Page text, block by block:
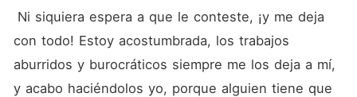
con todo! Estoy acostumbrada, los trabajos
aburridos y burocráticos siempre me los deja a mí,
y acabo haciéndolos yo, porque alguien tiene que